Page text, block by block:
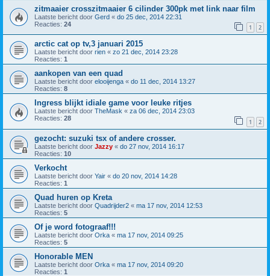
zitmaaier crosszitmaaier 6 cilinder 300pk met link naar film
Laatste bericht door Gerd « do 25 dec, 2014 22:31
Reacties: 24 1 2
arctic cat op tv,3 januari 2015
Laatste bericht door rien « zo 21 dec, 2014 23:28
Reacties: 1
aankopen van een quad
Laatste bericht door elooijenga « do 11 dec, 2014 13:27
Reacties: 8
Ingress blijkt idiale game voor leuke ritjes
Laatste bericht door TheMask « za 06 dec, 2014 23:03
Reacties: 28 1 2
gezocht: suzuki tsx of andere crosser.
Laatste bericht door Jazzy « do 27 nov, 2014 16:17
Reacties: 10
Verkocht
Laatste bericht door Yair « do 20 nov, 2014 14:28
Reacties: 1
Quad huren op Kreta
Laatste bericht door Quadrijder2 « ma 17 nov, 2014 12:53
Reacties: 5
Of je word fotograaf!!!
Laatste bericht door Orka « ma 17 nov, 2014 09:25
Reacties: 5
Honorable MEN
Laatste bericht door Orka « ma 17 nov, 2014 09:20
Reacties: 1